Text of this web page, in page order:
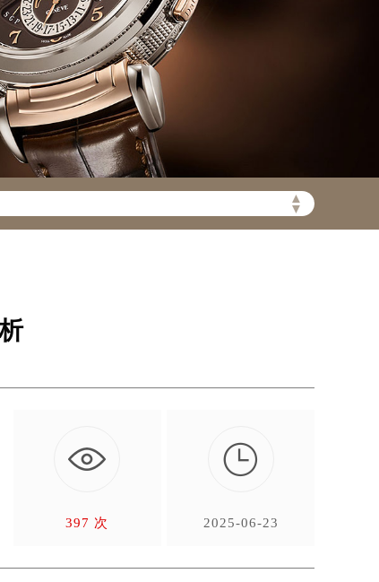
▲
▼
加拨“+86”）
397 次

2025-06-23